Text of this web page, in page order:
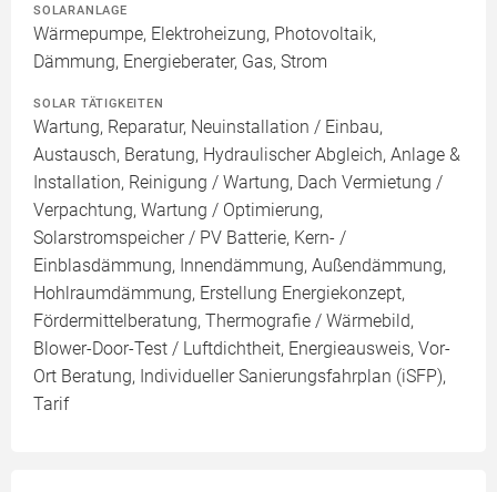
SOLARANLAGE
Wärmepumpe, Elektroheizung, Photovoltaik,
Dämmung, Energieberater, Gas, Strom
SOLAR TÄTIGKEITEN
Wartung, Reparatur, Neuinstallation / Einbau,
Austausch, Beratung, Hydraulischer Abgleich, Anlage &
Installation, Reinigung / Wartung, Dach Vermietung /
Verpachtung, Wartung / Optimierung,
Solarstromspeicher / PV Batterie, Kern- /
Einblasdämmung, Innendämmung, Außendämmung,
Hohlraumdämmung, Erstellung Energiekonzept,
Fördermittelberatung, Thermografie / Wärmebild,
Blower-Door-Test / Luftdichtheit, Energieausweis, Vor-
Ort Beratung, Individueller Sanierungsfahrplan (iSFP),
Tarif